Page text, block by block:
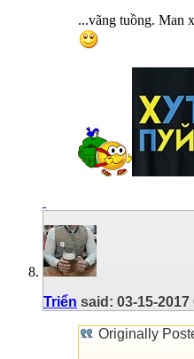
...vãng tuồng. Man
Triển said: 03-15-2017
Originally